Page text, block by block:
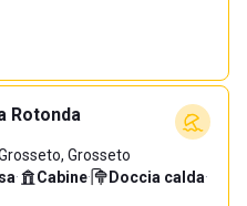
Rotonda
Grosseto
· Cabine· Doccia calda·